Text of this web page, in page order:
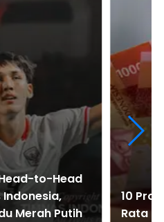
to-Head
Merah Putih
10
Rata